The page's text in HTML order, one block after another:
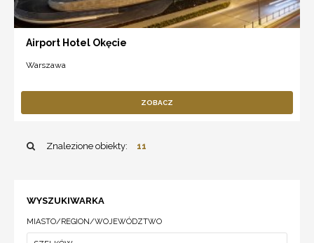
Airport Hotel Okęcie
Warszawa
ZOBACZ
Znalezione obiekty: 11
WYSZUKIWARKA
MIASTO/REGION/WOJEWÓDZTWO